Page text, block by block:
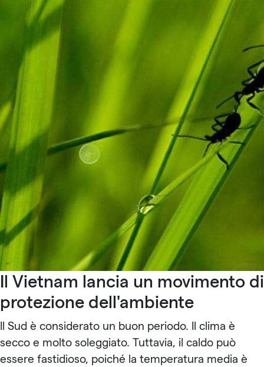
Il Vietnam lancia un movimento di
protezione dell'ambiente
Il Sud è considerato un buon periodo. Il clima è
secco e molto soleggiato. Tuttavia, il caldo può
essere fastidioso, poiché la temperatura media è